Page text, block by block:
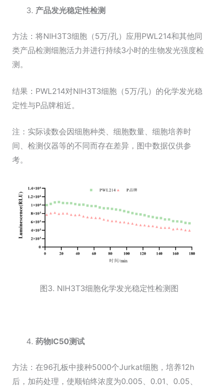
产品发光稳定性检测
方法：将NIH3T3细胞（5万/孔）应用PWL214和其他同
类产品检测细胞活力并进行持续3小时的生物发光强度检
测。
结果：PWL214对NIH3T3细胞（5万/孔）的化学发光稳
定性与P品牌相近。
注：实际读数会因细胞种类、细胞数量、细胞培养时
间、检测仪器等的不同而存在差异，图中数据仅供参
考。
图3. NIH3T3细胞化学发光稳定性检测图
药物IC50测试
方法：在96孔板中接种5000个Jurkat细胞，培养12h
后，加药处理，使顺铂终浓度为0.005、0.01、0.05、